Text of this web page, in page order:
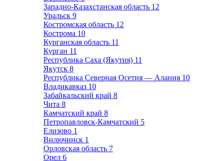
Западно-Казахстанская область 12
Уральск 9
Костромская область 12
Кострома 10
Курганская область 11
Курган 11
Республика Саха (Якутия) 11
Якутск 8
Республика Северная Осетия — Алания 10
Владикавказ 10
Забайкальский край 8
Чита 8
Камчатский край 8
Петропавловск-Камчатский 5
Елизово 1
Вилючинск 1
Орловская область 7
Орел 6